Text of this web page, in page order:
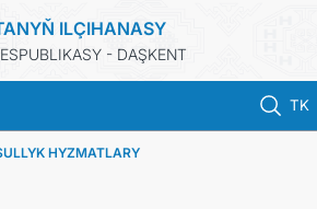
ILÇIHANASY
- DAŞKENT
TK
BAŞ SAHYPA
HYZMATLARY